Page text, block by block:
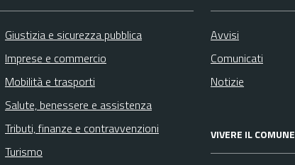
Giustizia e sicurezza pubblica
Imprese e commercio
Mobilità e trasporti
Salute, benessere e assistenza
Tributi, finanze e contravvenzioni
Turismo
Avvisi
Comunicati
Notizie
VIVERE IL COMUNE